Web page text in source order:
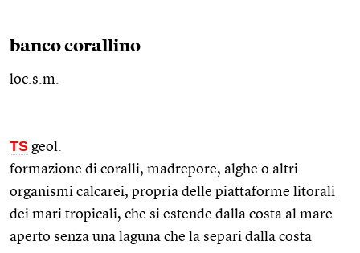
banco corallino
loc.s.m.
TS geol.
formazione di coralli, madrepore, alghe o altri
organismi calcarei, propria delle piattaforme litorali
dei mari tropicali, che si estende dalla costa al mare
aperto senza una laguna che la separi dalla costa